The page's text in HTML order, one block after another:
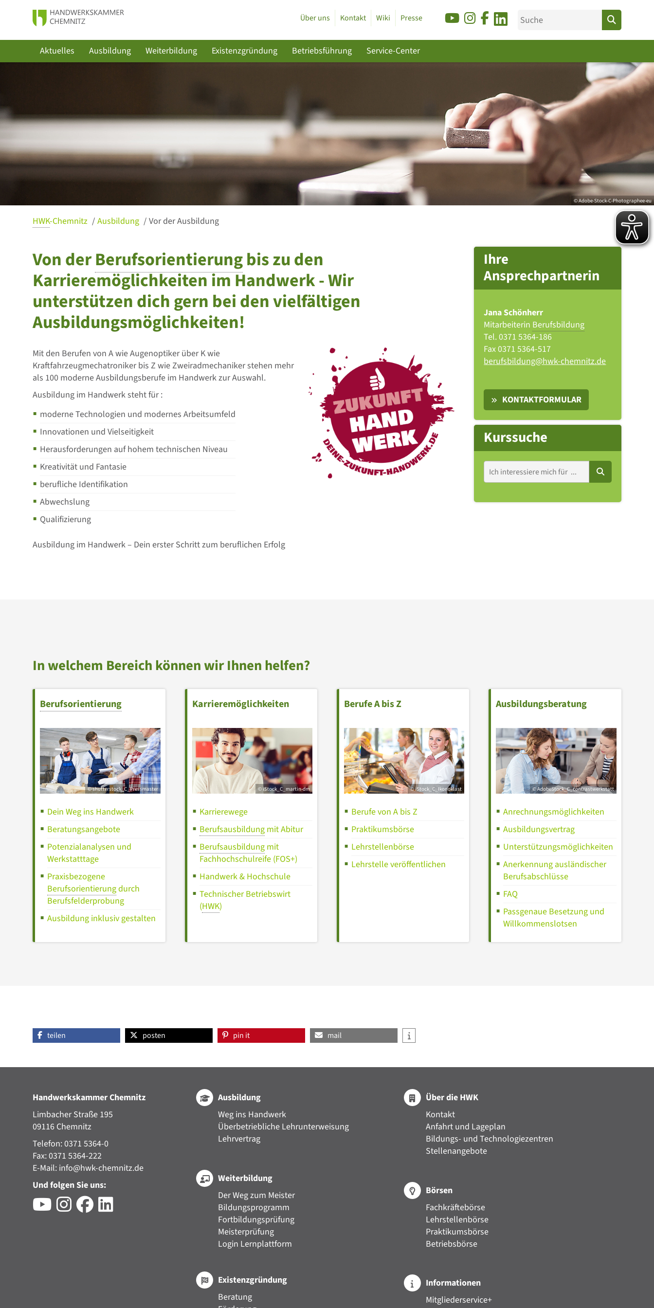
Über uns Kontakt Wiki Presse
Aktuelles Ausbildung Weiterbildung Existenzgründung Betriebsführung Service-Center
© Adobe-Stock-C-Photographee-eu
HWK-Chemnitz Ausbildung Vor der Ausbildung
Von derBerufsorientierungbis zu den
Karrieremöglichkeiten im Handwerk - Wir
unterstützen dich gern bei den vielfältigen
Ausbildungsmöglichkeiten!
Mit den Berufen von A wie Augenoptiker über K wie
Kraftfahrzeugmechatroniker bis Z wie Zweiradmechaniker stehen mehr
als 100 moderne Ausbildungsberufe im Handwerk zur Auswahl.
Ausbildung im Handwerk steht für :
moderne Technologien und modernes Arbeitsumfeld
Innovationen und Vielseitigkeit
Herausforderungen auf hohem technischen Niveau
Kreativität und Fantasie
berufliche Identifikation
Abwechslung
Qualifizierung
Ausbildung im Handwerk – Dein erster Schritt zum beruflichen Erfolg
In welchem Bereich können wir Ihnen helfen?
Berufsorientierung
© shutterstock_C_Pressmaster
Dein Weg ins Handwerk
Beratungsangebote
Potenzialanalysen und
Werkstatttage
Praxisbezogene
Berufsorientierungdurch
Berufsfelderprobung
Ausbildung inklusiv gestalten
Karrieremöglichkeiten
© iStock_C_martin-dm
Karrierewege
Berufsausbildungmit Abitur
Berufsausbildungmit
Fachhochschulreife (FOS+)
Handwerk & Hochschule
Technischer Betriebswirt
(HWK)
Berufe A bis Z
© iStock_C_Ikonoklast
Berufe von A bis Z
Praktikumsbörse
Lehrstellenbörse
Lehrstelle veröffentlichen
Ausbildungsberatung
© AdobeStock_C_contrastwerkstatt
Anrechnungsmöglichkeiten
Ausbildungsvertrag
Unterstützungsmöglichkeiten
Anerkennung ausländischer
Berufsabschlüsse
FAQ
Passgenaue Besetzung und
Willkommenslotsen
Ihre
Ansprechpartnerin
Jana Schönherr
Mitarbeiterin Berufsbildung
Tel.0371 5364-186
Fax0371 5364-517
berufsbildung@hwk-chemnitz.de
KONTAKTFORMULAR
Kurssuche
teilen posten pin it mail
Handwerkskammer Chemnitz
Limbacher Straße 195
09116 Chemnitz
Telefon: 0371 5364-0
Fax: 0371 5364-222
E-Mail: info@hwk-chemnitz.de
Und folgen Sie uns:
Ausbildung
Weg ins Handwerk
Überbetriebliche Lehrunterweisung
Lehrvertrag
Weiterbildung
Der Weg zum Meister
Bildungsprogramm
Fortbildungsprüfung
Meisterprüfung
Login Lernplattform
Existenzgründung
Beratung
Über die HWK
Kontakt
Anfahrt und Lageplan
Bildungs- und Technologiezentren
Stellenangebote
Börsen
Fachkräftebörse
Lehrstellenbörse
Praktikumsbörse
Betriebsbörse
Informationen
Mitgliederservice+